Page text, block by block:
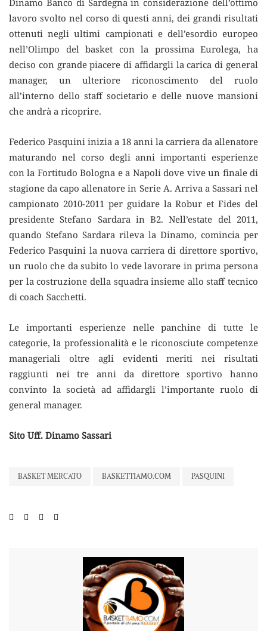
Dinamo Banco di Sardegna in considerazione dell’ottimo
lavoro svolto nel corso di questi anni, dei grandi risultati
ottenuti negli ultimi campionati e dell’esordio europeo
nell’Olimpo del basket con la prossima Eurolega, ha
deciso con grande piacere di affidargli la carica di general
manager, un ulteriore riconoscimento del ruolo
all’interno dello staff societario e delle nuove mansioni
che andrà a ricoprire.
Federico Pasquini inizia a 18 anni la carriera da allenatore
maturando nel corso degli anni importanti esperienze
con la Fortitudo Bologna e a Napoli dove vive un finale di
stagione da capo allenatore in Serie A. Arriva a Sassari nel
campionato 2010-2011 per guidare la Robur et Fides del
presidente Stefano Sardara in B2. Nell’estate del 2011,
quando Stefano Sardara rileva la Dinamo, comincia per
Federico Pasquini la nuova carriera di direttore sportivo,
un ruolo che da subito lo vede lavorare in prima persona
per la costruzione della squadra insieme allo staff tecnico
di coach Sacchetti.
Le importanti esperienze nelle panchine di tutte le
categorie, la professionalità e le riconosciute competenze
manageriali oltre agli evidenti meriti nei risultati
raggiunti nei tre anni da direttore sportivo hanno
convinto la società ad affidargli l’importante ruolo di
general manager.
Sito Uff. Dinamo Sassari
BASKET MERCATO BASKETTIAMO.COM PASQUINI